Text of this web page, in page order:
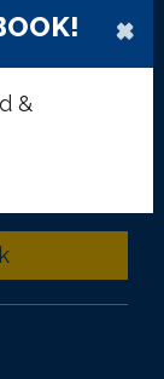
×
&